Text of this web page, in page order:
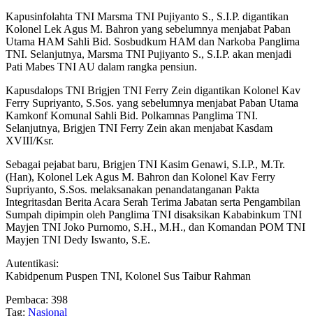
Kapusinfolahta TNI Marsma TNI Pujiyanto S., S.I.P. digantikan
Kolonel Lek Agus M. Bahron yang sebelumnya menjabat Paban
Utama HAM Sahli Bid. Sosbudkum HAM dan Narkoba Panglima
TNI. Selanjutnya, Marsma TNI Pujiyanto S., S.I.P. akan menjadi
Pati Mabes TNI AU dalam rangka pensiun.
Kapusdalops TNI Brigjen TNI Ferry Zein digantikan Kolonel Kav
Ferry Supriyanto, S.Sos. yang sebelumnya menjabat Paban Utama
Kamkonf Komunal Sahli Bid. Polkamnas Panglima TNI.
Selanjutnya, Brigjen TNI Ferry Zein akan menjabat Kasdam
XVIII/Ksr.
Sebagai pejabat baru, Brigjen TNI Kasim Genawi, S.I.P., M.Tr.
(Han), Kolonel Lek Agus M. Bahron dan Kolonel Kav Ferry
Supriyanto, S.Sos. melaksanakan penandatanganan Pakta
Integritasdan Berita Acara Serah Terima Jabatan serta Pengambilan
Sumpah dipimpin oleh Panglima TNI disaksikan Kababinkum TNI
Mayjen TNI Joko Purnomo, S.H., M.H., dan Komandan POM TNI
Mayjen TNI Dedy Iswanto, S.E.
Autentikasi:
Kabidpenum Puspen TNI, Kolonel Sus Taibur Rahman
Pembaca: 398
Tag: Nasional